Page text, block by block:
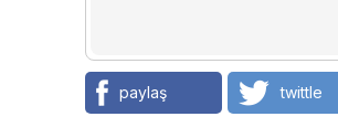
paylaş twittle